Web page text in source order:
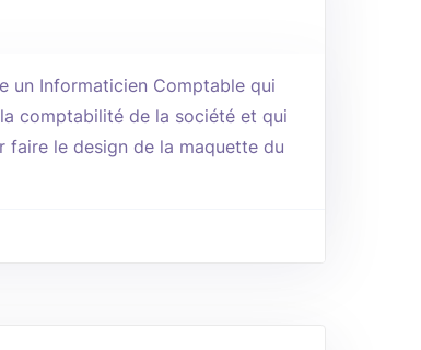
un Informaticien Comptable qui
comptabilité de la société et qui
faire le design de la maquette du